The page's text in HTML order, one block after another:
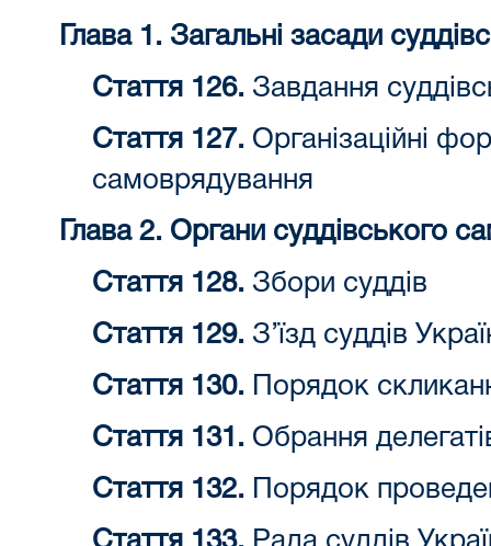
Глава 1. Загальні засади
Стаття 126. Завдання
Стаття 127. Організаційні
самоврядування
Глава 2. Органи суддівського
Стаття 128. Збори суддів
Стаття 129. З’їзд суддів
Стаття 130. Порядок
Стаття 131. Обрання
Стаття 132. Порядок